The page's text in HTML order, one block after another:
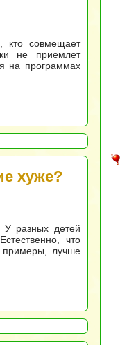
кто совмещает
не приемлет
на программах
хуже?
У разных детей
что
примеры, лучше